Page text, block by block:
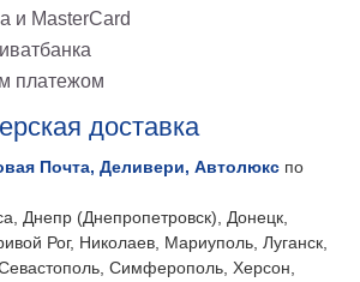
и MasterCard
платежом
доставка
Почта, Деливери, Автолюкс по
Днепр (Днепропетровск), Донецк,
Рог, Николаев, Мариуполь, Луганск,
Симферополь, Херсон,